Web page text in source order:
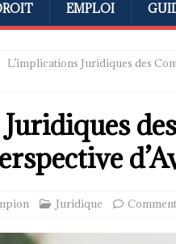
EMPLOI
L’implications Juridiques des
Juridique